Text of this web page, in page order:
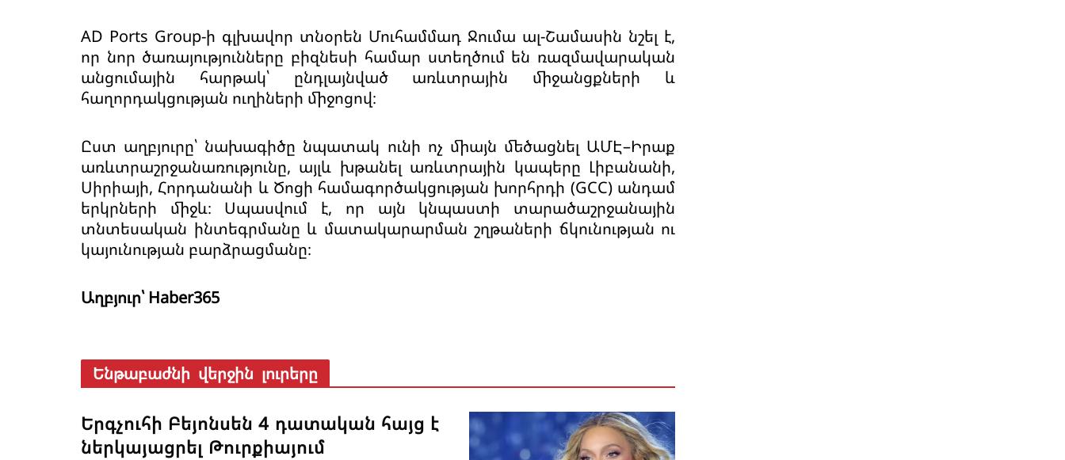
AD Ports Group-ի գլխավոր տնօրեն Մուհամմադ Ջումա ալ-Շամասին նշել է,
որ նոր ծառայությունները բիզնեսի համար ստեղծում են ռազմավարական
անցումային հարթակ՝ ընդլայնված առևտրային միջանցքների և
հաղորդակցության ուղիների միջոցով։
Ըստ աղբյուրը՝ նախագիծը նպատակ ունի ոչ միայն մեծացնել ԱՄԷ–Իրաք
առևտրաշրջանառությունը, այլև խթանել առևտրային կապերը Լիբանանի,
Սիրիայի, Հորդանանի և Ծոցի համագործակցության խորհրդի (GCC) անդամ
երկրների միջև։ Սպասվում է, որ այն կնպաստի տարածաշրջանային
տնտեսական ինտեգրմանը և մատակարարման շղթաների ճկունության ու
կայունության բարձրացմանը։
Աղբյուր՝ Haber365
Ենթաբաժնի վերջին լուրերը
Երգչուհի Բեյոնսեն ​​4 դատական հայց է
ներկայացրել Թուրքիայում